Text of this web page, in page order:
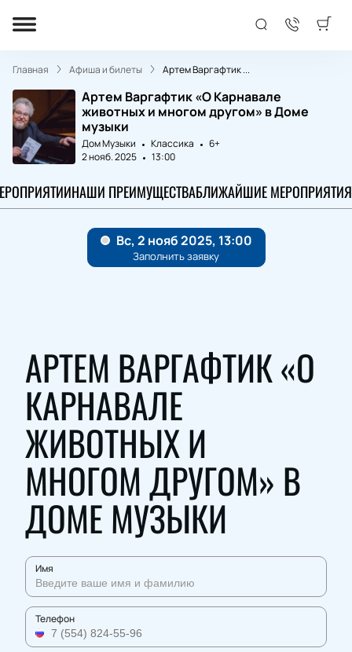
Главная Афиша и билеты Артем Варгафтик ...
Артем Варгафтик «О Карнавале
животных и многом другом» в Доме
музыки
Дом Музыки Классика
6+
2 нояб. 2025
13:00
НАШИ ПРЕИМУЩЕСТВАБЛИЖАЙШИЕ МЕРОПРИЯТИЯ
АРТЕМ ВАРГАФТИК «О
КАРНАВАЛЕ
ЖИВОТНЫХ И
МНОГОМ ДРУГОМ» В
ДОМЕ МУЗЫКИ
Имя
Телефон